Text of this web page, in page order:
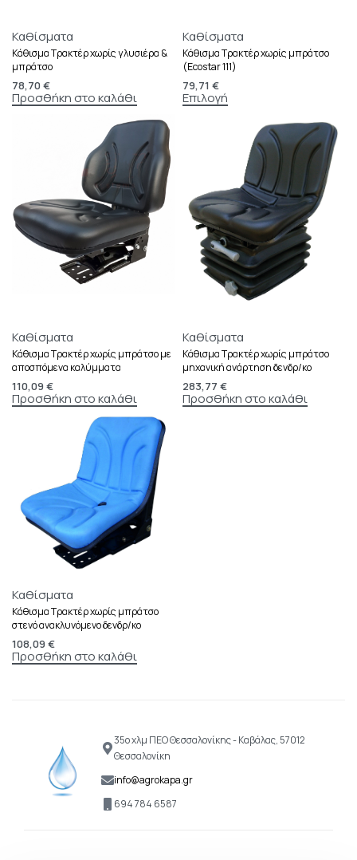
Καθίσματα
Κάθισμα Τρακτέρ χωρίς γλυσιέρα &
μπράτσο
78,70 €
Προσθήκη στο καλάθι
Καθίσματα
Κάθισμα Τρακτέρ χωρίς μπράτσο
(Ecostar 111)
79,71 €
Επιλογή
Καθίσματα
Κάθισμα Τρακτέρ χωρίς μπράτσο με
αποσπόμενα καλύμματα
110,09 €
Προσθήκη στο καλάθι
Καθίσματα
Κάθισμα Τρακτέρ χωρίς μπράτσο
μηχανική ανάρτηση δενδρ/κο
283,77 €
Προσθήκη στο καλάθι
Καθίσματα
Κάθισμα Τρακτέρ χωρίς μπράτσο
στενό ανακλυνόμενο δενδρ/κο
108,09 €
Προσθήκη στο καλάθι
35ο χλμ ΠΕΟ Θεσσαλονίκης - Καβάλας, 57012
Θεσσαλονίκη
info@agrokapa.gr
694 784 6587